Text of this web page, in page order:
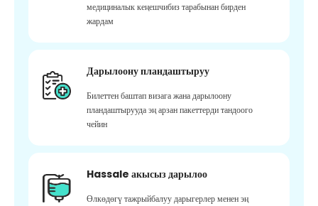
медициналык кеңешчибиз тарабынан бирден
жардам
Дарылоону пландаштыруу
Билеттен баштап визага жана дарылоону
пландаштырууда эң арзан пакеттерди тандоого
чейин
Hassale акысыз дарылоо
Өлкөдөгү тажрыйбалуу дарыгерлер менен эң